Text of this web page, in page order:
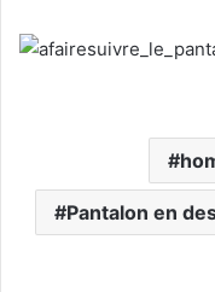
Pantalon en